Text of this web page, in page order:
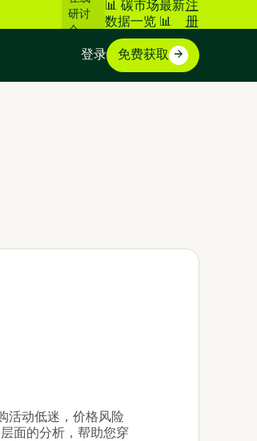
研讨
会
📊 碳市场最新
数据一览 📊
注
册
登录 免费获取
活动低迷，价格风险
面的分析，帮助您穿